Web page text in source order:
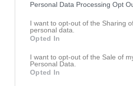
Personal Data Processing Opt
I want to opt-out of the Sharing
personal data.
Opted In
I want to opt-out of the Sale of
Personal Data.
Opted In
Bingolotter uppesittarkvällen och
F2018-2020